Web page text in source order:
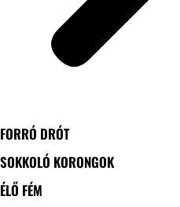
FORRÓ DRÓT
SOKKOLÓ KORONGOK
ÉLŐ FÉM